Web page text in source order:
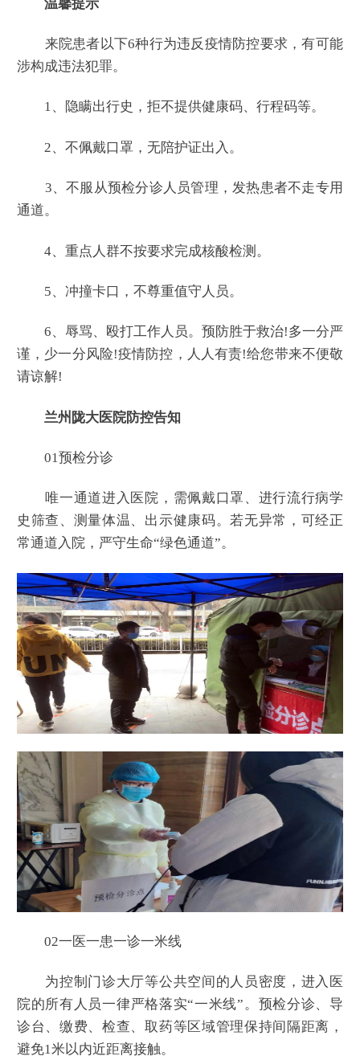
温馨提示
来院患者以下6种行为违反疫情防控要求，有可能
涉构成违法犯罪。
1、隐瞒出行史，拒不提供健康码、行程码等。
2、不佩戴口罩，无陪护证出入。
3、不服从预检分诊人员管理，发热患者不走专用
通道。
4、重点人群不按要求完成核酸检测。
5、冲撞卡口，不尊重值守人员。
6、辱骂、殴打工作人员。预防胜于救治!多一分严
谨，少一分风险!疫情防控，人人有责!给您带来不便敬
请谅解!
兰州陇大医院防控告知
01预检分诊
唯一通道进入医院，需佩戴口罩、进行流行病学
史筛查、测量体温、出示健康码。若无异常，可经正
常通道入院，严守生命“绿色通道”。
02一医一患一诊一米线
为控制门诊大厅等公共空间的人员密度，进入医
院的所有人员一律严格落实“一米线”。预检分诊、导
诊台、缴费、检查、取药等区域管理保持间隔距离，
避免1米以内近距离接触。